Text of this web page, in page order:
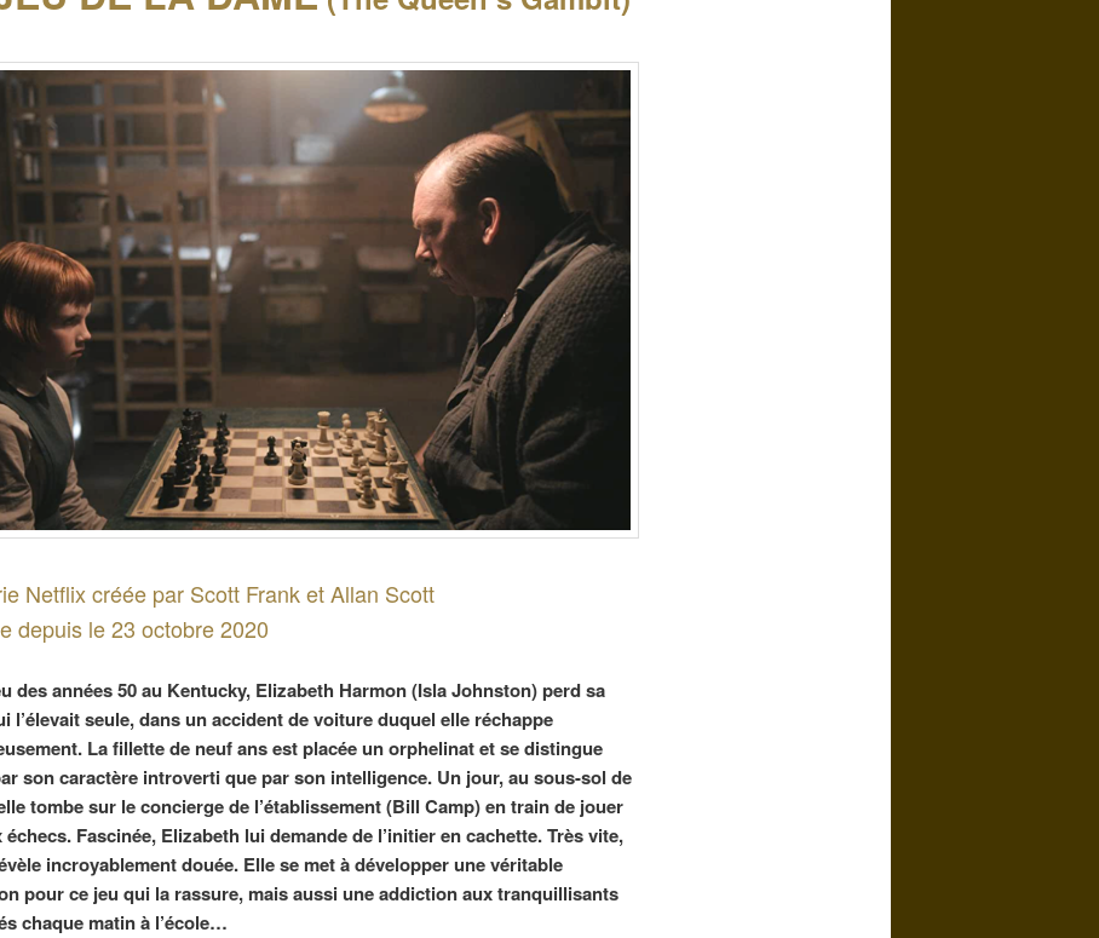
Netflix créée par Scott Frank et Allan Scott
depuis le 23 octobre 2020
des années 50 au Kentucky, Elizabeth Harmon (Isla Johnston) perd sa
l’élevait seule, dans un accident de voiture duquel elle réchappe
La fillette de neuf ans est placée un orphelinat et se distingue
son caractère introverti que par son intelligence. Un jour, au sous-sol de
tombe sur le concierge de l’établissement (Bill Camp) en train de jouer
échecs. Fascinée, Elizabeth lui demande de l’initier en cachette. Très vite,
incroyablement douée. Elle se met à développer une véritable
pour ce jeu qui la rassure, mais aussi une addiction aux tranquillisants
chaque matin à l’école…